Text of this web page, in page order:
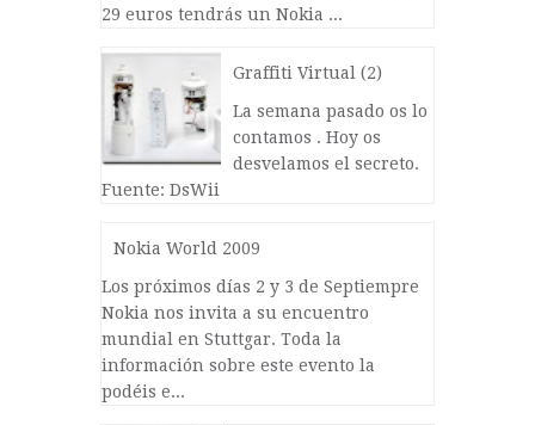
29 euros tendrás un Nokia ...
Graffiti Virtual (2)
La semana pasado os lo
contamos . Hoy os
desvelamos el secreto.
Fuente: DsWii
Nokia World 2009
Los próximos días 2 y 3 de Septiempre
Nokia nos invita a su encuentro
mundial en Stuttgar. Toda la
información sobre este evento la
podéis e...